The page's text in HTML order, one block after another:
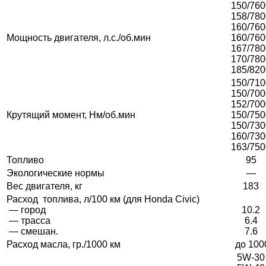
Мощность двигателя, л.с./об.мин
150/
158/
160/
160/
167/
170/
185/
Крутящий момент, Нм/об.мин
150/
150/
152/
150/
150/
160/
163/
Топливо
95
Экологические нормы
—
Вес двигателя, кг
183
Расход топлива, л/100 км (для Honda Civic)
— город
— трасса
— смешан.
10.2
6.4
7.6
Расход масла, гр./1000 км
до
5W-30